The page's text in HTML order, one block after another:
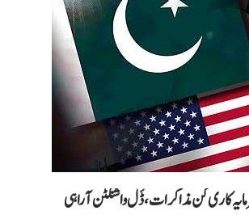
کاری کن مذاکرات، ڈَل واشنگٹن آ راہی